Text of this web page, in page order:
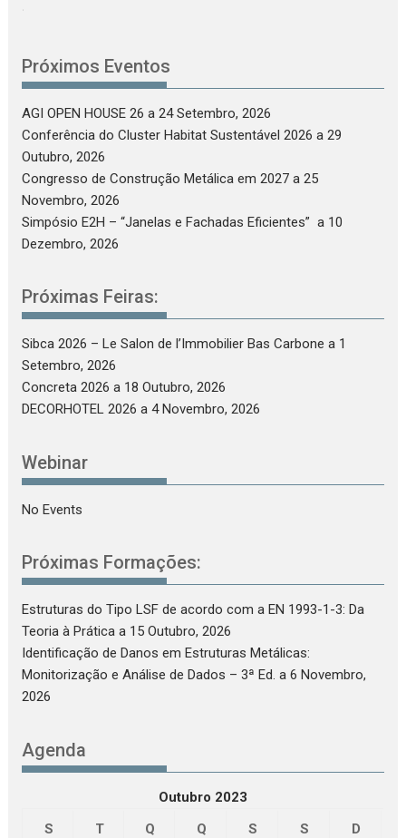
Próximos Eventos
AGI OPEN HOUSE 26 a 24 Setembro, 2026
Conferência do Cluster Habitat Sustentável 2026 a 29
Outubro, 2026
Congresso de Construção Metálica em 2027 a 25
Novembro, 2026
Simpósio E2H – “Janelas e Fachadas Eficientes” a 10
Dezembro, 2026
Próximas Feiras:
Sibca 2026 – Le Salon de l’Immobilier Bas Carbone a 1
Setembro, 2026
Concreta 2026 a 18 Outubro, 2026
DECORHOTEL 2026 a 4 Novembro, 2026
Webinar
No Events
Próximas Formações:
Estruturas do Tipo LSF de acordo com a EN 1993-1-3: Da
Teoria à Prática a 15 Outubro, 2026
Identificação de Danos em Estruturas Metálicas:
Monitorização e Análise de Dados – 3ª Ed. a 6 Novembro,
2026
Agenda
Outubro 2023
S
T Q Q S S D